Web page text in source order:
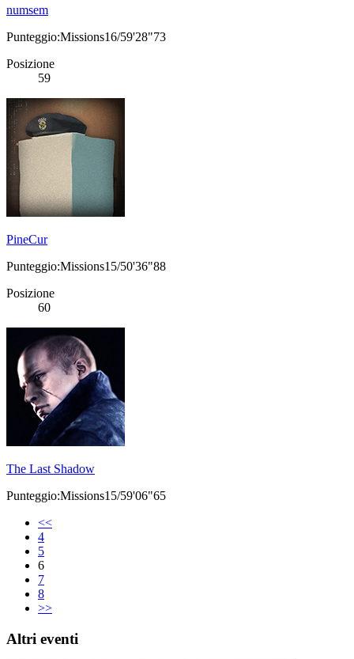
numsem
Punteggio:Missions16/59'28"73
Posizione
59
PineCur
Punteggio:Missions15/50'36"88
Posizione
60
The Last Shadow
Punteggio:Missions15/59'06"65
<<
4
5
6
7
8
>>
Altri eventi